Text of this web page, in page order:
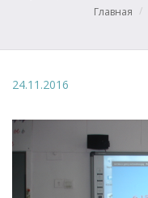
Главная
24.11.2016